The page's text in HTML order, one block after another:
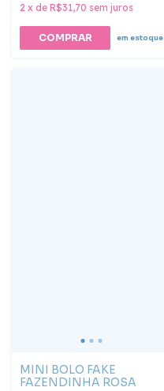
2 x de R$31,70 sem juros
em estoque
MINI BOLO FAKE
FAZENDINHA ROSA